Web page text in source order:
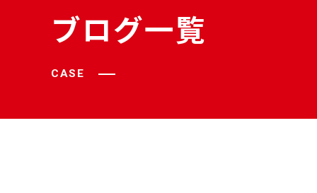
ブログ一覧
CASE